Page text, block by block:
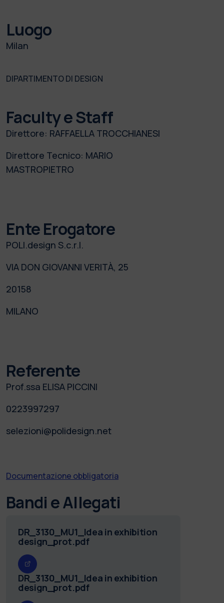
Luogo
Milan
DIPARTIMENTO DI DESIGN
Faculty e Staff
Direttore: RAFFAELLA TROCCHIANESI
Direttore Tecnico: MARIO
MASTROPIETRO
Ente Erogatore
POLI.design S.c.r.l.
VIA DON GIOVANNI VERITÀ, 25
20158
MILANO
Referente
Prof.ssa ELISA PICCINI
0223997297
selezioni@polidesign.net
Documentazione obbligatoria
Bandi e Allegati
DR_3130_MU1_Idea in exhibition
design_prot.pdf
DR_3130_MU1_Idea in exhibition
design_prot.pdf